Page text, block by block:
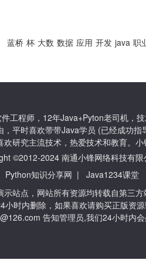
蓝桥 杯 大数 数据 应用 开发 java 职
工程师，12年Java+Pyton老司机，
平时喜欢带带Java学员 (已经成功
研究主流技术，热爱技术和教育。
©2012-2024 南通小锋网络科技有限
Python知识分享网 |
Java1234课堂
站点，网站所有资源均转载自第三
小时内删除，如果喜欢请购买正版资
告知管理员,我们24小时内